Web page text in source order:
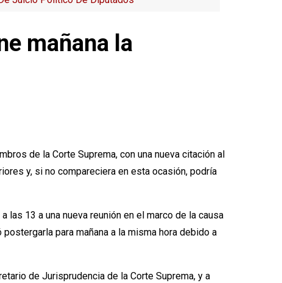
mañana la
de la Corte Suprema, con una nueva citación al
y, si no compareciera en esta ocasión, podría
las 13 a una nueva reunión en el marco de la causa
para mañana a la misma hora debido a
de Jurisprudencia de la Corte Suprema, y a